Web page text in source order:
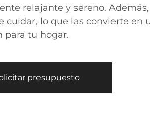
relajante y sereno.
cuidar, lo que las convierte en
para tu hogar.
presupuesto